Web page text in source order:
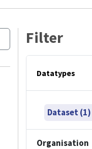
Filter
Datatypes
Dataset (1)
Organisation